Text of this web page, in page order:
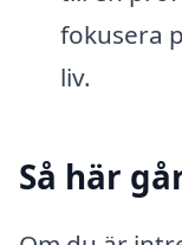
fokusera
liv.
Så här